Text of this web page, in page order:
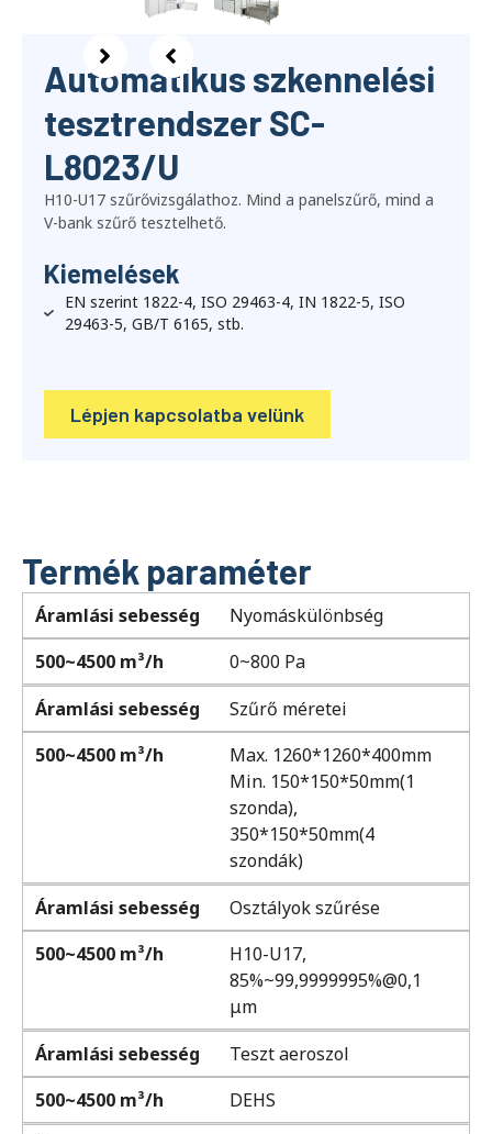
Automatikus szkennelési
tesztrendszer SC-
L8023/U
H10-U17 szűrővizsgálathoz. Mind a panelszűrő, mind a
V-bank szűrő tesztelhető.
Kiemelések
EN szerint 1822-4, ISO 29463-4, IN 1822-5, ISO
29463-5, GB/T 6165, stb.
Lépjen kapcsolatba velünk
Termék paraméter
Áramlási sebesség
Nyomáskülönbség
500~4500 m³/h
0~800 Pa
Áramlási sebesség
Szűrő méretei
500~4500 m³/h
Max. 1260*1260*400mm
Min. 150*150*50mm(1
szonda),
350*150*50mm(4
szondák)
Áramlási sebesség
Osztályok szűrése
500~4500 m³/h
H10-U17,
85%~99,9999995%@0,1
μm
Áramlási sebesség
Teszt aeroszol
500~4500 m³/h
DEHS